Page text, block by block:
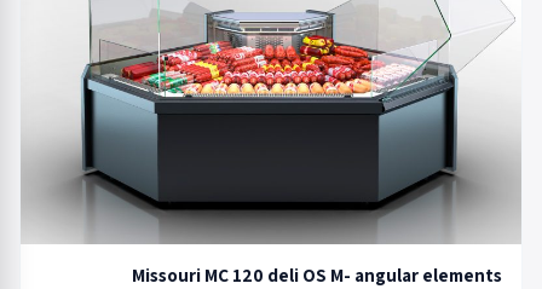
Missouri MC 120 deli OS M- angular elements